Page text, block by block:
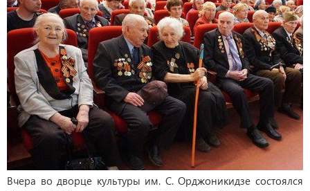
Вчера во дворце культуры им. С. Орджоникидзе состоялся